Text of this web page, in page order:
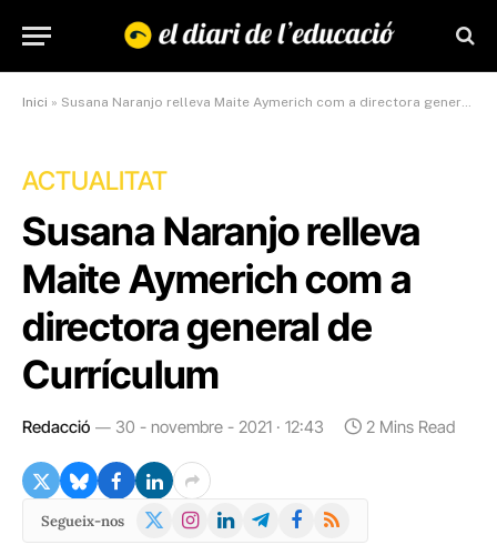
Inici » Susana Naranjo relleva Maite Aymerich com a directora general de Currículum
ACTUALITAT
Susana Naranjo relleva
Maite Aymerich com a
directora general de
Currículum
Redacció 30 - novembre - 2021 · 12:43 2 Mins Read
Segueix-nos
X
Instagram
LinkedInTelegramFacebook
RSS